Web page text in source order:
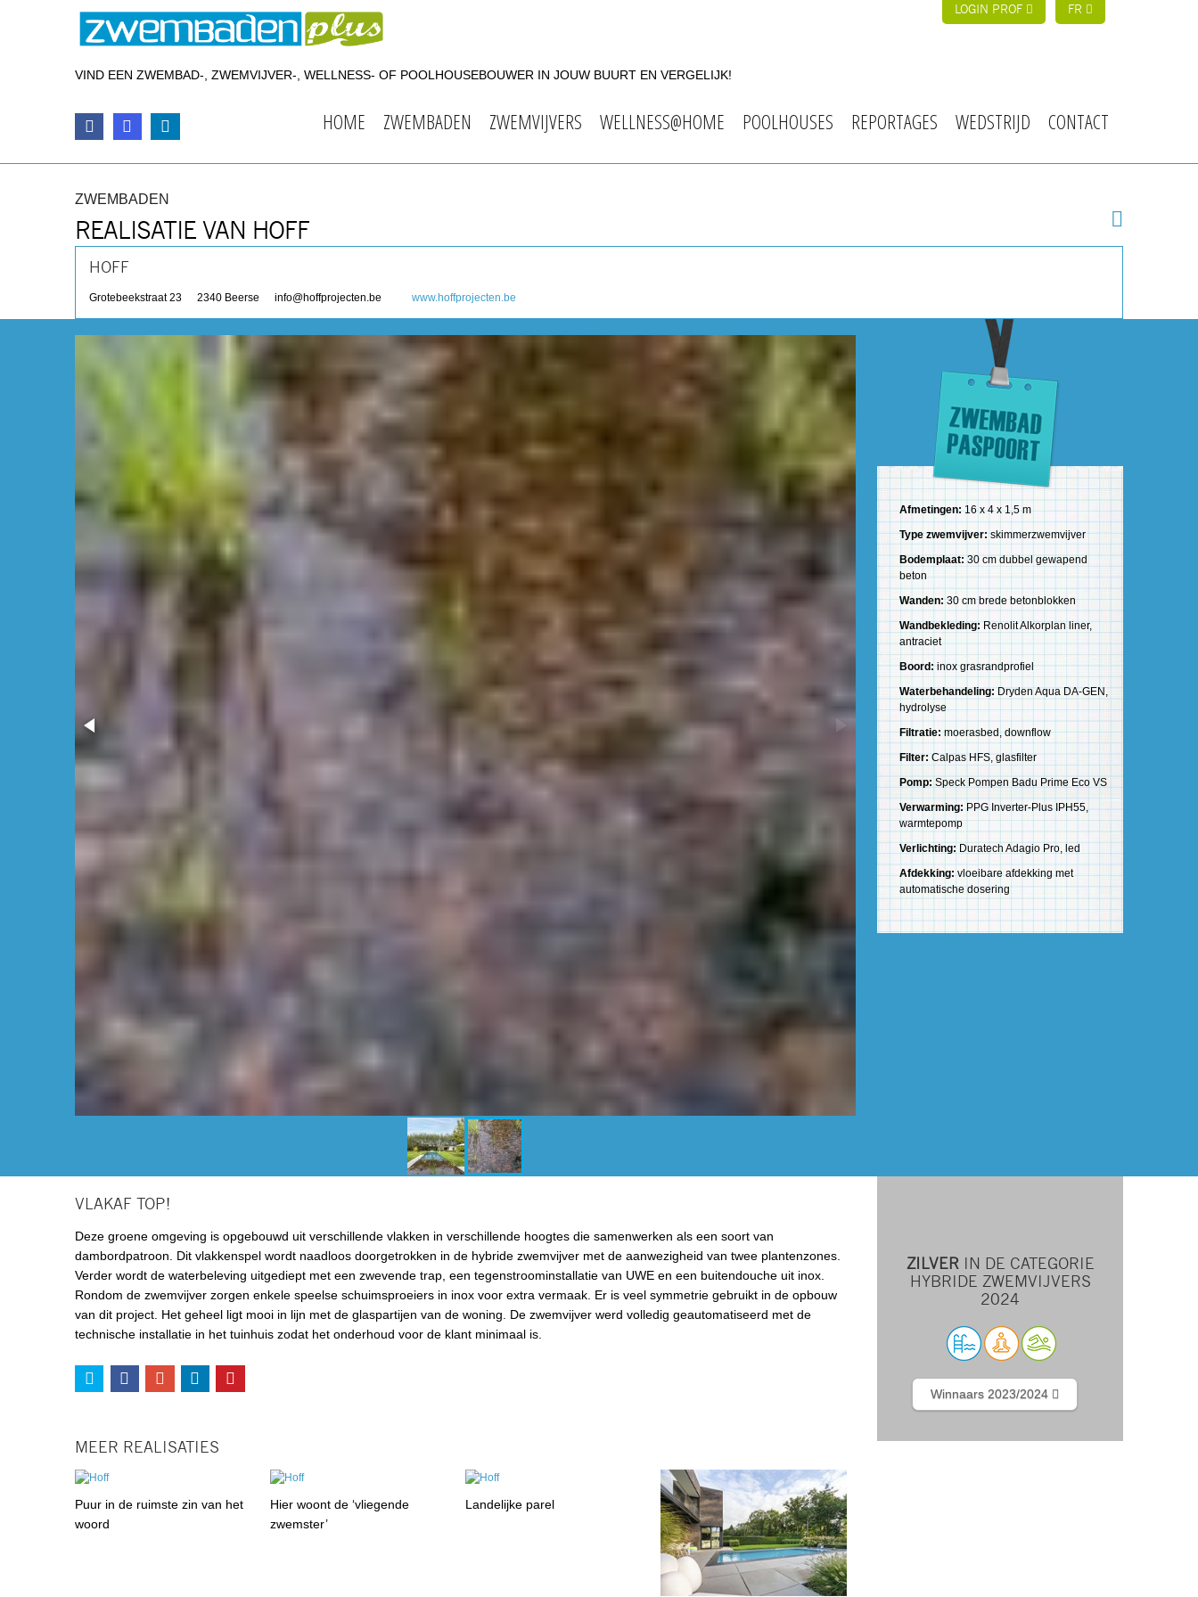
LOGIN PROF FR
VIND EEN ZWEMBAD-, ZWEMVIJVER-, WELLNESS- OF POOLHOUSEBOUWER IN JOUW BUURT EN VERGELIJK!
HOME ZWEMBADEN ZWEMVIJVERS WELLNESS@HOME POOLHOUSES REPORTAGES WEDSTRIJD CONTACT
ZWEMBADEN
REALISATIE VAN HOFF
HOFF
Grotebeekstraat 23 2340 Beerse info@hoffprojecten.be www.hoffprojecten.be
Afmetingen:16 x 4 x 1,5 m
Type zwemvijver:skimmerzwemvijver
Bodemplaat: 30 cm dubbel gewapend
beton
Wanden:30 cm brede betonblokken
Wandbekleding: Renolit Alkorplan liner,
antraciet
Boord: inox grasrandprofiel
Waterbehandeling: Dryden Aqua DA-GEN,
hydrolyse
Filtratie:moerasbed, downflow
Filter: Calpas HFS, glasfilter
Pomp: Speck Pompen Badu Prime Eco VS
Verwarming: PPG Inverter-Plus IPH55,
warmtepomp
Verlichting: Duratech Adagio Pro, led
Afdekking:vloeibare afdekking met
automatische dosering
VLAKAF TOP!
Deze groene omgeving is opgebouwd uit verschillende vlakken in verschillende hoogtes die samenwerken als een soort van
dambordpatroon. Dit vlakkenspel wordt naadloos doorgetrokken in de hybride zwemvijver met de aanwezigheid van twee plantenzones.
Verder wordt de waterbeleving uitgediept met een zwevende trap, een tegenstroominstallatie van UWE en een buitendouche uit inox.
Rondom de zwemvijver zorgen enkele speelse schuimsproeiers in inox voor extra vermaak. Er is veel symmetrie gebruikt in de opbouw
van dit project. Het geheel ligt mooi in lijn met de glaspartijen van de woning. De zwemvijver werd volledig geautomatiseerd met de
technische installatie in het tuinhuis zodat het onderhoud voor de klant minimaal is.
MEER REALISATIES
Puur in de ruimste zin van het
woord
Hier woont de ‘vliegende
zwemster’
Landelijke parel
ZILVER IN DE CATEGORIE
HYBRIDE ZWEMVIJVERS
2024
Winnaars 2023/2024